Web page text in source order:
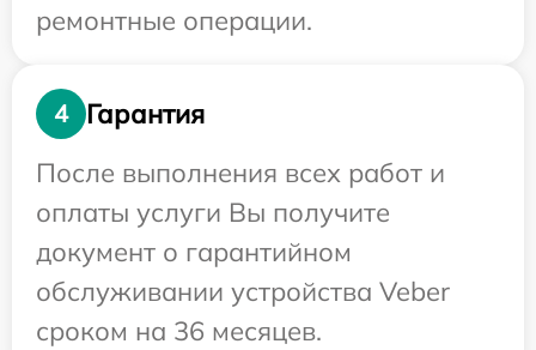
ремонтные операции.
4
Гарантия
После выполнения всех работ и
оплаты услуги Вы получите
документ о гарантийном
обслуживании устройства Veber
сроком на 36 месяцев.